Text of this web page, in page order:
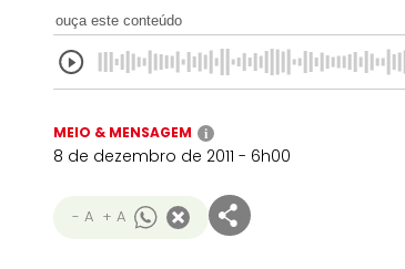
ouça este conteúdo
MEIO & MENSAGEM i
8 de dezembro de 2011 - 6h00
- A + A